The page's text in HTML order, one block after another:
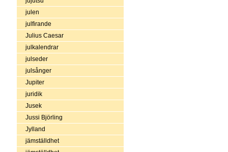
julen
julfirande
Julius Caesar
julkalendrar
julseder
julsånger
Jupiter
juridik
Jusek
Jussi Björling
Jylland
jämställdhet